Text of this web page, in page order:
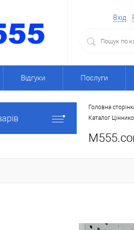
Вхід
Відгуки Послуги
Головна
Каталог